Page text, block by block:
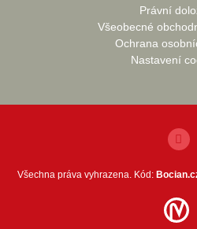
Právní
Všeobecné
Ochrana
Nastavení
Všechna práva vyhrazena. Kód: